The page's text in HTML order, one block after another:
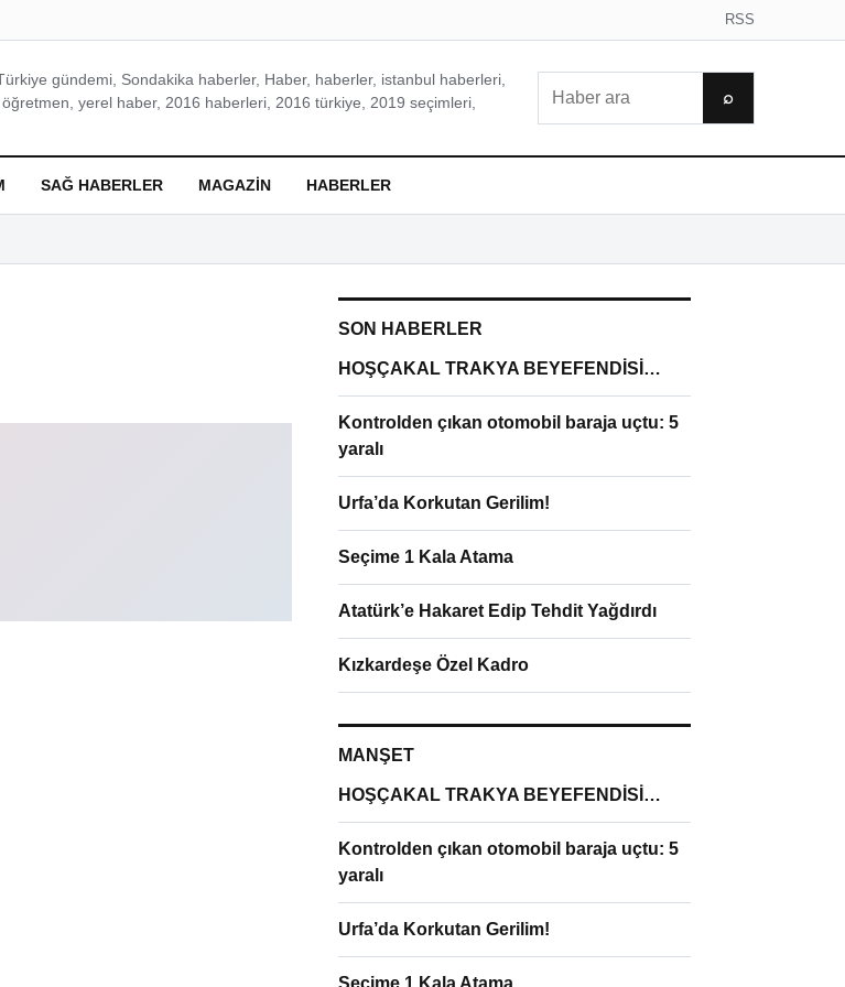
RSS
gündemi, Sondakika haberler, Haber, haberler, istanbul haberleri,
yerel haber, 2016 haberleri, 2016 türkiye, 2019 seçimleri,
⌕
SAĞ HABERLER MAGAZIN HABERLER
SON HABERLER
HOŞÇAKAL TRAKYA BEYEFENDİSİ…
Kontrolden çıkan otomobil baraja uçtu: 5
yaralı
Urfa’da Korkutan Gerilim!
Seçime 1 Kala Atama
Atatürk’e Hakaret Edip Tehdit Yağdırdı
Kızkardeşe Özel Kadro
MANŞET
HOŞÇAKAL TRAKYA BEYEFENDİSİ…
Kontrolden çıkan otomobil baraja uçtu: 5
yaralı
Urfa’da Korkutan Gerilim!
Seçime 1 Kala Atama